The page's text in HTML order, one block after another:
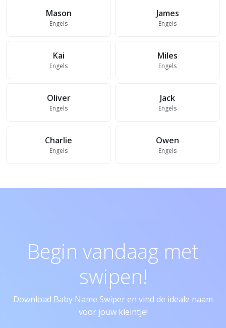
Mason
Engels
James
Engels
Kai
Engels
Miles
Engels
Oliver
Engels
Jack
Engels
Charlie
Engels
Owen
Engels
Begin vandaag met
swipen!
Download Baby Name Swiper en vind de ideale naam
voor jouw kleintje!